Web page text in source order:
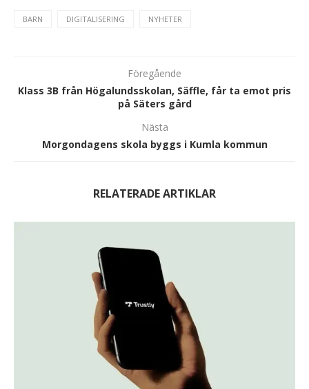
BARN DIGITALISERING NYHETER
Föregående
Klass 3B från Högalundsskolan, Säffle, får ta emot pris
på Säters gård
Nästa
Morgondagens skola byggs i Kumla kommun
RELATERADE ARTIKLAR